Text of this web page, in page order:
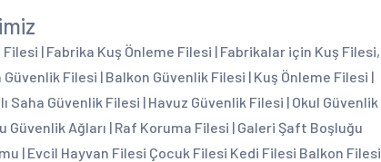
| Fabrika Kuş Önleme Filesi | Fabrikalar için Kuş Filesi,
Filesi | Balkon Güvenlik Filesi | Kuş Önleme Filesi |
Saha Güvenlik Filesi | Havuz Güvenlik Filesi | Okul Güvenlik
Ağları | Raf Koruma Filesi | Galeri Şaft Boşluğu
| Evcil Hayvan Filesi Çocuk Filesi Kedi Filesi Balkon Filesi